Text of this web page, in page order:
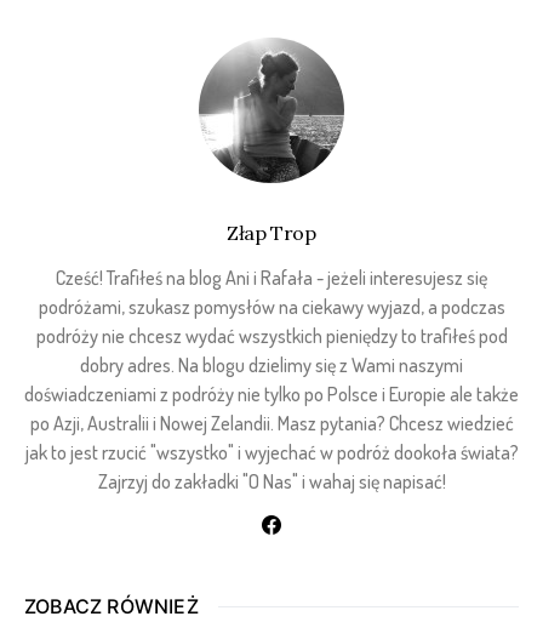
Złap Trop
Cześć! Trafiłeś na blog Ani i Rafała - jeżeli interesujesz się
podróżami, szukasz pomysłów na ciekawy wyjazd, a podczas
podróży nie chcesz wydać wszystkich pieniędzy to trafiłeś pod
dobry adres. Na blogu dzielimy się z Wami naszymi
doświadczeniami z podróży nie tylko po Polsce i Europie ale także
po Azji, Australii i Nowej Zelandii. Masz pytania? Chcesz wiedzieć
jak to jest rzucić "wszystko" i wyjechać w podróż dookoła świata?
Zajrzyj do zakładki "O Nas" i wahaj się napisać!
ZOBACZ RÓWNIEŻ